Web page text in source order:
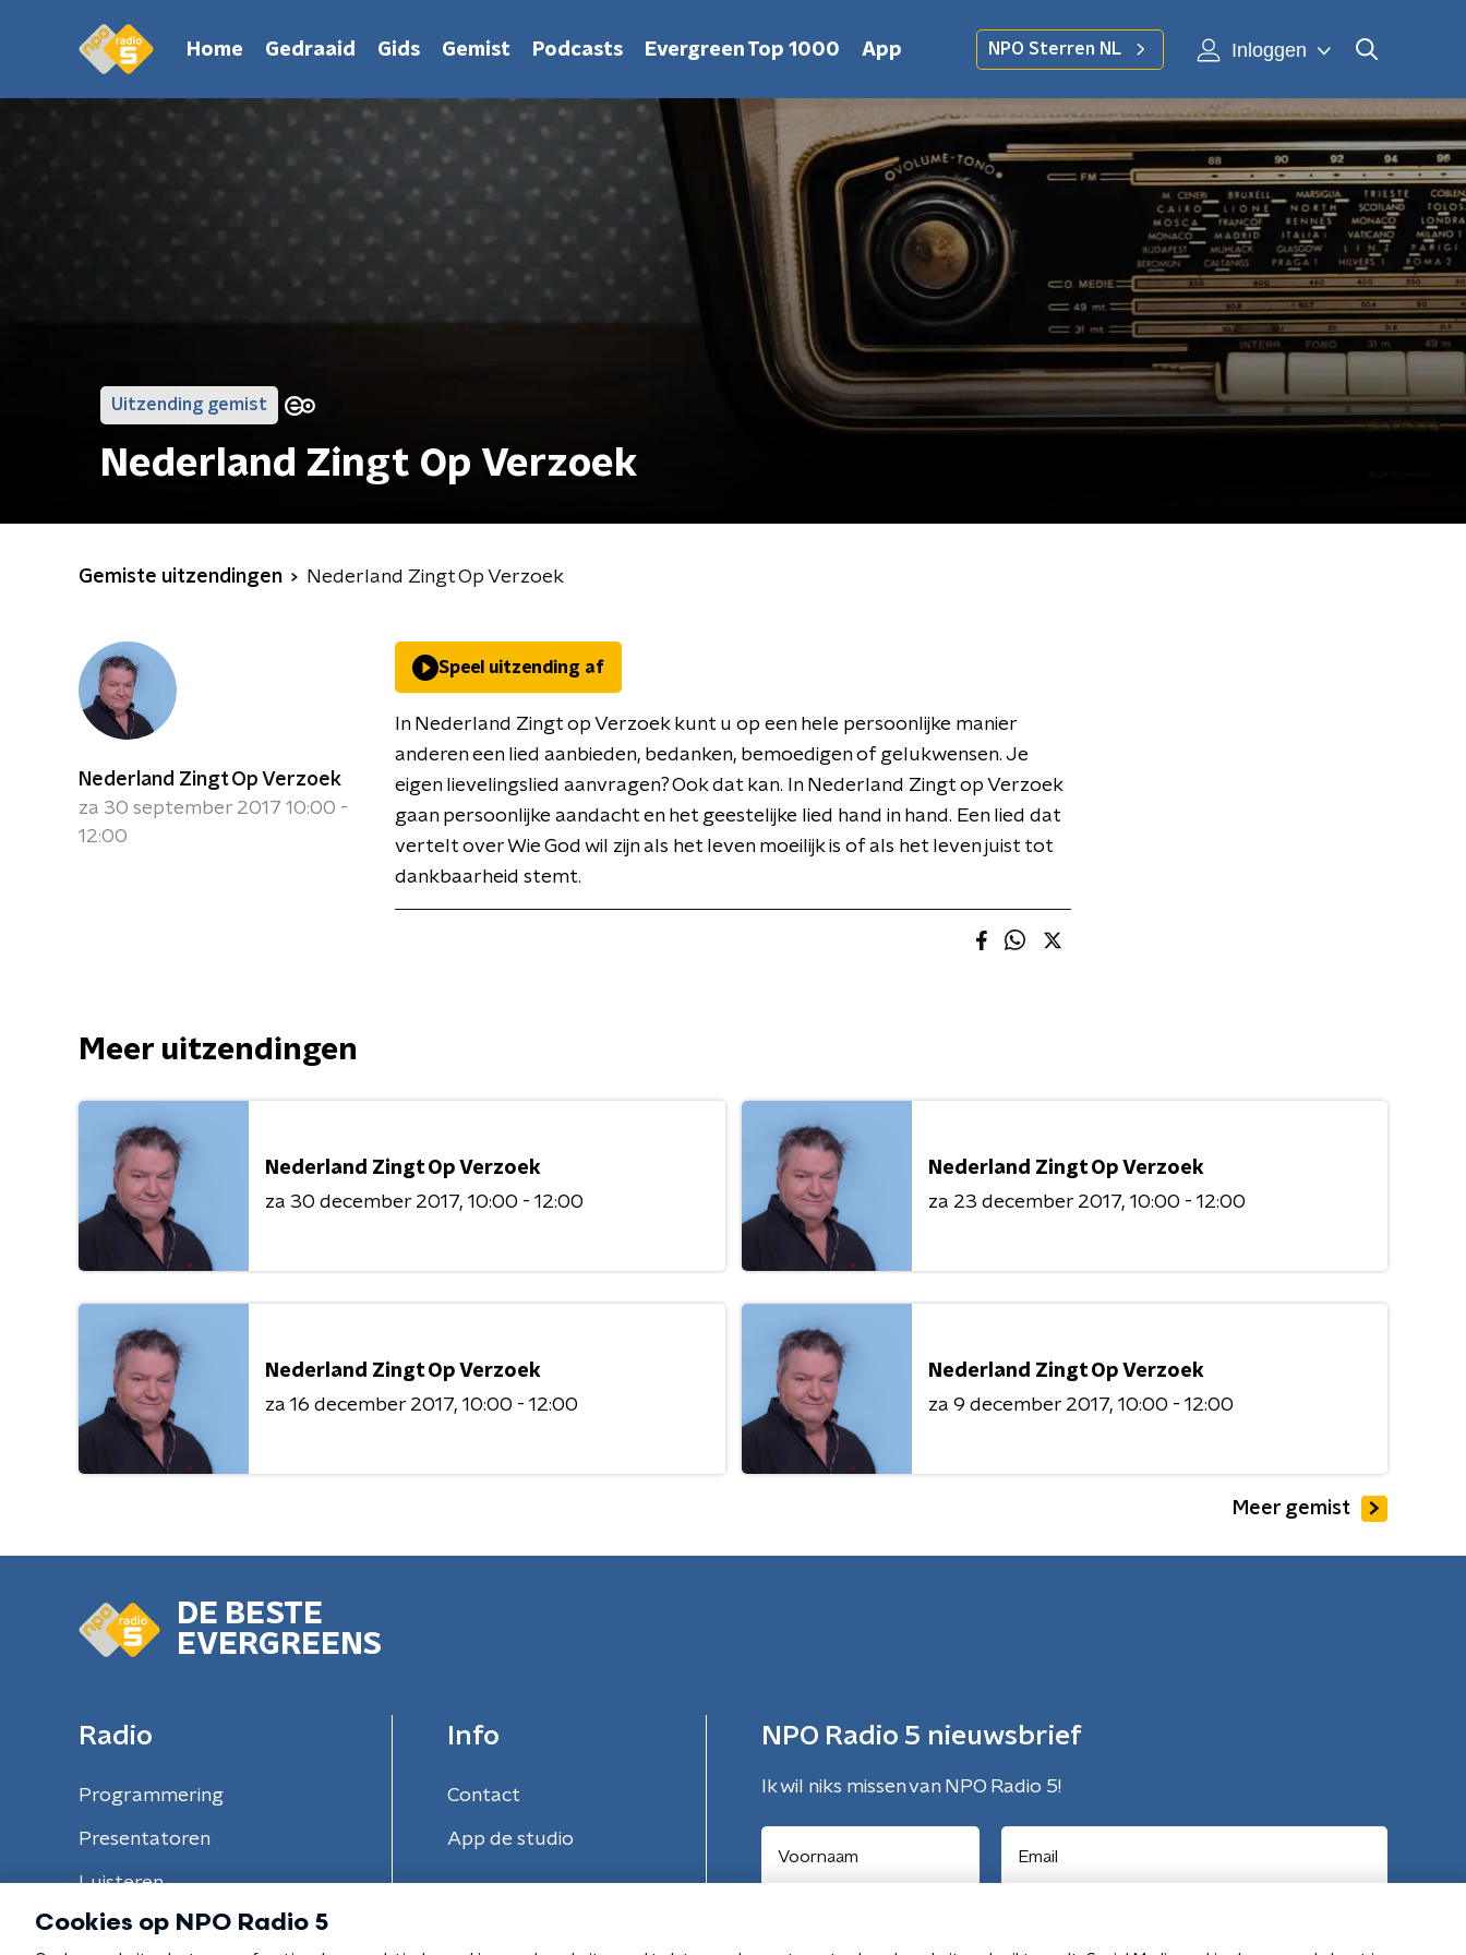
Home Gedraaid Gids Gemist Podcasts Evergreen Top 1000 App NPO Sterren NL Inloggen
Uitzending gemist
Nederland Zingt Op Verzoek
Gemiste uitzendingen Nederland Zingt Op Verzoek
Nederland Zingt Op Verzoek
za 30 september 2017 10:00 -
12:00
Speel uitzending af
In Nederland Zingt op Verzoek kunt u op een hele persoonlijke manier
anderen een lied aanbieden, bedanken, bemoedigen of gelukwensen. Je
eigen lievelingslied aanvragen? Ook dat kan. In Nederland Zingt op Verzoek
gaan persoonlijke aandacht en het geestelijke lied hand in hand. Een lied dat
vertelt over Wie God wil zijn als het leven moeilijk is of als het leven juist tot
dankbaarheid stemt.
Meer uitzendingen
Nederland Zingt Op Verzoek
za 30 december 2017 10:00 - 12:00
Nederland Zingt Op Verzoek
za 23 december 2017 10:00 - 12:00
Nederland Zingt Op Verzoek
za 16 december 2017 10:00 - 12:00
Nederland Zingt Op Verzoek
za 9 december 2017 10:00 - 12:00
Meer gemist
DE BESTE
EVERGREENS
Radio
Programmering
Presentatoren
Luisteren
Info
Contact
App de studio
NPO Radio 5 nieuwsbrief
Ik wil niks missen van NPO Radio 5!